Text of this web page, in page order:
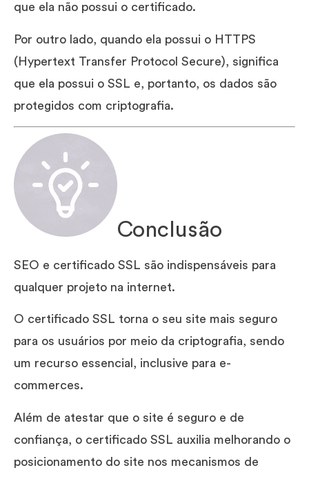
que ela não possui o certificado.
Por outro lado, quando ela possui o HTTPS
(Hypertext Transfer Protocol Secure), significa
que ela possui o SSL e, portanto, os dados são
protegidos com criptografia.
Conclusão
SEO e certificado SSL são indispensáveis para
qualquer projeto na internet.
O certificado SSL torna o seu site mais seguro
para os usuários por meio da criptografia, sendo
um recurso essencial, inclusive para e-
commerces.
Além de atestar que o site é seguro e de
confiança, o certificado SSL auxilia melhorando o
posicionamento do site nos mecanismos de